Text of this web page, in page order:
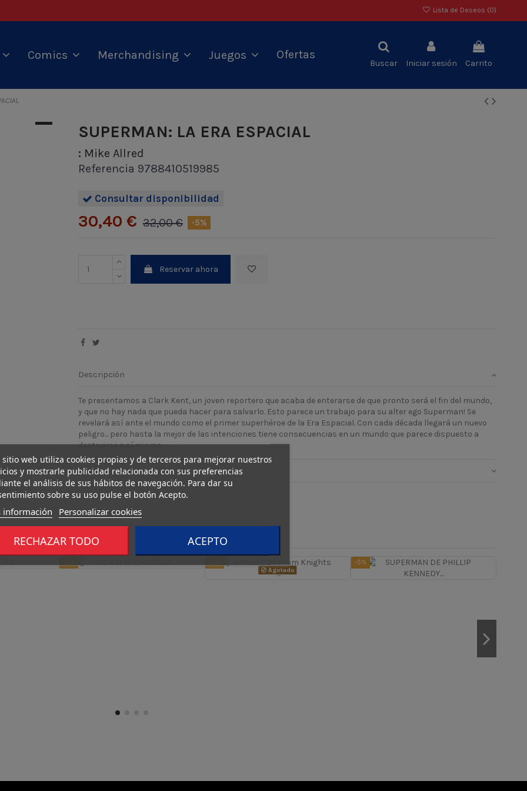
Lista de Deseos (0)
Comics Merchandising Juegos Ofertas
Buscar Iniciar sesión Carrito
SUPERMAN: LA ERA ESPACIAL
: Mike Allred
Referencia 9788410519985
Consultar disponibilidad
30,40 € 32,00 € -5%
Reservar ahora
Descripción
Te presentamos a Clark Kent, un joven reportero que acaba de enterarse de que pronto será el fin del mundo,
y que no hay nada que pueda hacer para salvarlo. Esto parece un trabajo para su alter ego Superman! Se
revelará así ante el mundo como el primer superhéroe de la Era Espacial. Con cada década llegará un nuevo
peligro... pero hasta la mejor de las intenciones tiene consecuencias en un mundo que parece dispuesto a
destruirse a sí mismo.
Detalles del producto
Agotado
-5%
sitio web utiliza cookies propias y de terceros para mejorar nuestros
y mostrarle publicidad relacionada con sus preferencias
el análisis de sus hábitos de navegación. Para dar su
sobre su uso pulse el botón Acepto.
información Personalizar cookies
RECHAZAR TODO ACEPTO